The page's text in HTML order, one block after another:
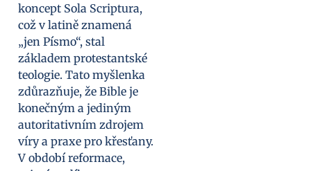
koncept Sola Scriptura,
což v latině znamená
„jen Písmo“, stal
základem protestantské
teologie. Tato myšlenka
zdůrazňuje, že Bible je
konečným a jediným
autoritativním zdrojem
víry a praxe pro křesťany.
V období reformace,